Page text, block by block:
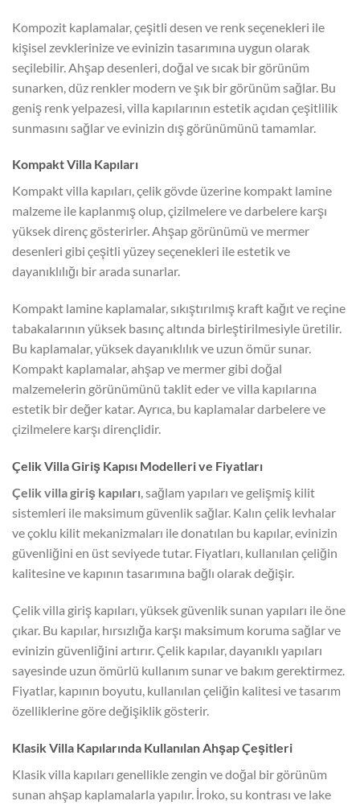
Kompozit kaplamalar, çeşitli desen ve renk seçenekleri ile
kişisel zevklerinize ve evinizin tasarımına uygun olarak
seçilebilir. Ahşap desenleri, doğal ve sıcak bir görünüm
sunarken, düz renkler modern ve şık bir görünüm sağlar. Bu
geniş renk yelpazesi, villa kapılarının estetik açıdan çeşitlilik
sunmasını sağlar ve evinizin dış görünümünü tamamlar.
Kompakt Villa Kapıları
Kompakt villa kapıları, çelik gövde üzerine kompakt lamine
malzeme ile kaplanmış olup, çizilmelere ve darbelere karşı
yüksek direnç gösterirler. Ahşap görünümü ve mermer
desenleri gibi çeşitli yüzey seçenekleri ile estetik ve
dayanıklılığı bir arada sunarlar.
Kompakt lamine kaplamalar, sıkıştırılmış kraft kağıt ve reçine
tabakalarının yüksek basınç altında birleştirilmesiyle üretilir.
Bu kaplamalar, yüksek dayanıklılık ve uzun ömür sunar.
Kompakt kaplamalar, ahşap ve mermer gibi doğal
malzemelerin görünümünü taklit eder ve villa kapılarına
estetik bir değer katar. Ayrıca, bu kaplamalar darbelere ve
çizilmelere karşı dirençlidir.
Çelik Villa Giriş Kapısı Modelleri ve Fiyatları
Çelik villa giriş kapıları, sağlam yapıları ve gelişmiş kilit
sistemleri ile maksimum güvenlik sağlar. Kalın çelik levhalar
ve çoklu kilit mekanizmaları ile donatılan bu kapılar, evinizin
güvenliğini en üst seviyede tutar. Fiyatları, kullanılan çeliğin
kalitesine ve kapının tasarımına bağlı olarak değişir.
Çelik villa giriş kapıları, yüksek güvenlik sunan yapıları ile öne
çıkar. Bu kapılar, hırsızlığa karşı maksimum koruma sağlar ve
evinizin güvenliğini artırır. Çelik kapılar, dayanıklı yapıları
sayesinde uzun ömürlü kullanım sunar ve bakım gerektirmez.
Fiyatlar, kapının boyutu, kullanılan çeliğin kalitesi ve tasarım
özelliklerine göre değişiklik gösterir.
Klasik Villa Kapılarında Kullanılan Ahşap Çeşitleri
Klasik villa kapıları genellikle zengin ve doğal bir görünüm
sunan ahşap kaplamalarla yapılır. İroko, su kontrası ve lake